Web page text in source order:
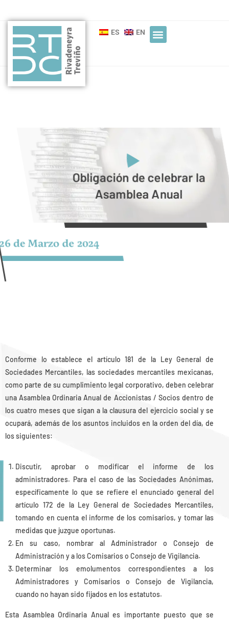
ES EN
Obligación de celebrar la
Asamblea Anual
de Marzo de 2024
Conforme lo establece el artículo 181 de la Ley General de
Sociedades Mercantiles, las sociedades mercantiles mexicanas,
como parte de su cumplimiento legal corporativo, deben celebrar
una Asamblea Ordinaria Anual de Accionistas / Socios dentro de
los cuatro meses que sigan a la clausura del ejercicio social y se
ocupará, además de los asuntos incluidos en la orden del día, de
los siguientes:
Discutir, aprobar o modificar el informe de los
administradores. Para el caso de las Sociedades Anónimas,
específicamente lo que se refiere el enunciado general del
artículo 172 de la Ley General de Sociedades Mercantiles,
tomando en cuenta el informe de los comisarios, y tomar las
medidas que juzgue oportunas.
En su caso, nombrar al Administrador o Consejo de
Administración y a los Comisarios o Consejo de Vigilancia.
Determinar los emolumentos correspondientes a los
Administradores y Comisarios o Consejo de Vigilancia,
cuando no hayan sido fijados en los estatutos.
Esta Asamblea Ordinaria Anual es importante puesto que se